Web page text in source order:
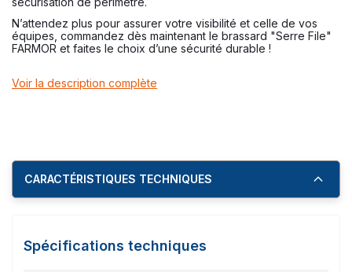
N’attendez plus pour assurer votre visibilité et celle de vos
équipes, commandez dès maintenant le brassard "Serre File"
FARMOR et faites le choix d’une sécurité durable !
Voir la description complète
CARACTÉRISTIQUES TECHNIQUES
Spécifications techniques